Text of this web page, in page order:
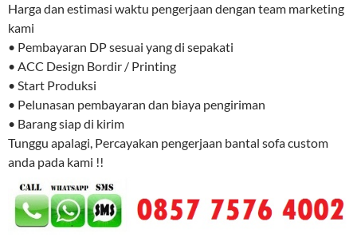
Harga dan estimasi waktu pengerjaan dengan team marketing
kami
• Pembayaran DP sesuai yang di sepakati
• ACC Design Bordir / Printing
• Start Produksi
• Pelunasan pembayaran dan biaya pengiriman
• Barang siap di kirim
Tunggu apalagi, Percayakan pengerjaan bantal sofa custom
anda pada kami !!